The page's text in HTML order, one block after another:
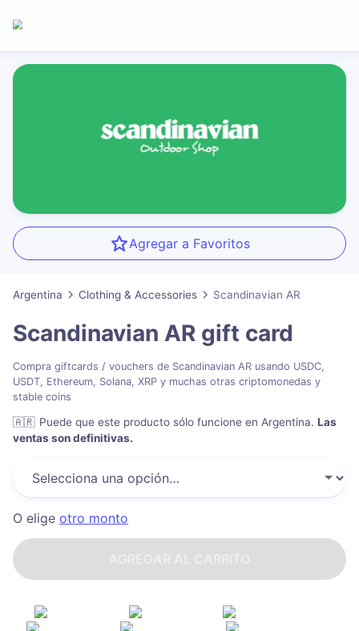
Agregar a Favoritos
Argentina Clothing & Accessories Scandinavian AR
Scandinavian AR gift card
Compra giftcards / vouchers de Scandinavian AR usando USDC,
USDT, Ethereum, Solana, XRP y muchas otras criptomonedas y
stable coins
🇦🇷 Puede que este producto sólo funcione en Argentina. Las
ventas son definitivas.
O elige otro monto